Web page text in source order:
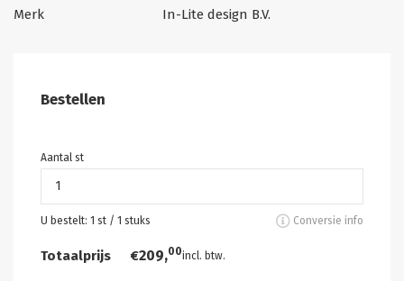
Merk
In-Lite design B.V.
Bestellen
Aantal st
U bestelt: 1 st / 1 stuks Conversie info
Totaalprijs €209,00incl. btw.